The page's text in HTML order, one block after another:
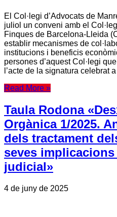
El Col·legi d’Advocats de
juliol un conveni amb el
Finques de Barcelona-Lleida
establir mecanismes de
institucions i beneficis
persones d’aquest Col·legi
l’acte de la signatura celebrat
Read More »
Taula Rodona
Orgànica 1/2025.
dels tractament
seves
judicial»
4 de juny de 2025